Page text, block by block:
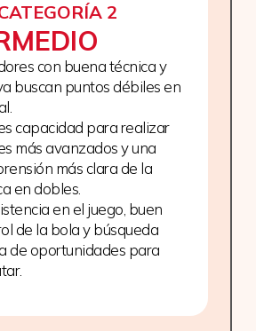
2
con buena técnica y
buscan puntos débiles en
capacidad para realizar
más avanzados y una
más clara de la
en dobles.
en el juego, buen
de la bola y búsqueda
de oportunidades para